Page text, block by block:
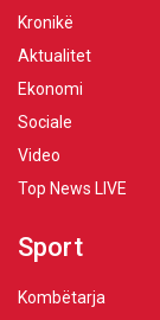
Kronikë
Aktualitet
Ekonomi
Sociale
Video
Top News LIVE
Sport
Kombëtarja